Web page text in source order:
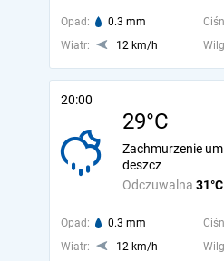
Opad: 0.3 mm
Wiatr:
12 km/h
20:00
29°C
Odczuwalna 31°C
Zachmurzenie
deszcz
Opad: 0.3 mm
Wiatr:
12 km/h